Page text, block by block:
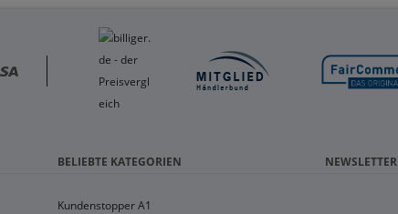
BELIEBTE KATEGORIEN
Kundenstopper A1
NEWSLETTER